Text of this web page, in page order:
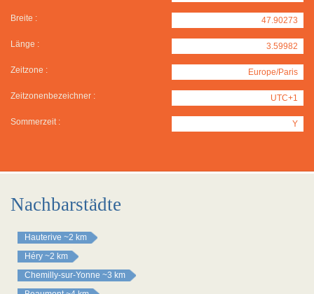
Breite : 47.90273
Länge : 3.59982
Zeitzone : Europe/Paris
Zeitzonenbezeichner : UTC+1
Sommerzeit : Y
Nachbarstädte
Hauterive ~2 km
Héry ~2 km
Chemilly-sur-Yonne ~3 km